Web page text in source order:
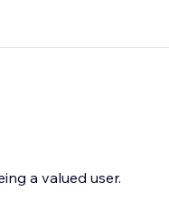
a valued user.